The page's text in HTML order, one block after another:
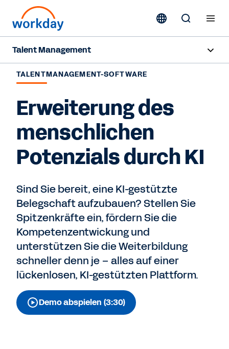
Talent Management
Übersicht
Funktionen
Kontaktieren Sie uns
TALENTMANAGEMENT-SOFTWARE
Erweiterung des
menschlichen
Potenzials durch KI
Sind Sie bereit, eine KI-gestützte
Belegschaft aufzubauen? Stellen Sie
Spitzenkräfte ein, fördern Sie die
Kompetenzentwickung und
unterstützen Sie die Weiterbildung
schneller denn je – alles auf einer
lückenlosen, KI-gestützten Plattform.
Demo abspielen (3:30)